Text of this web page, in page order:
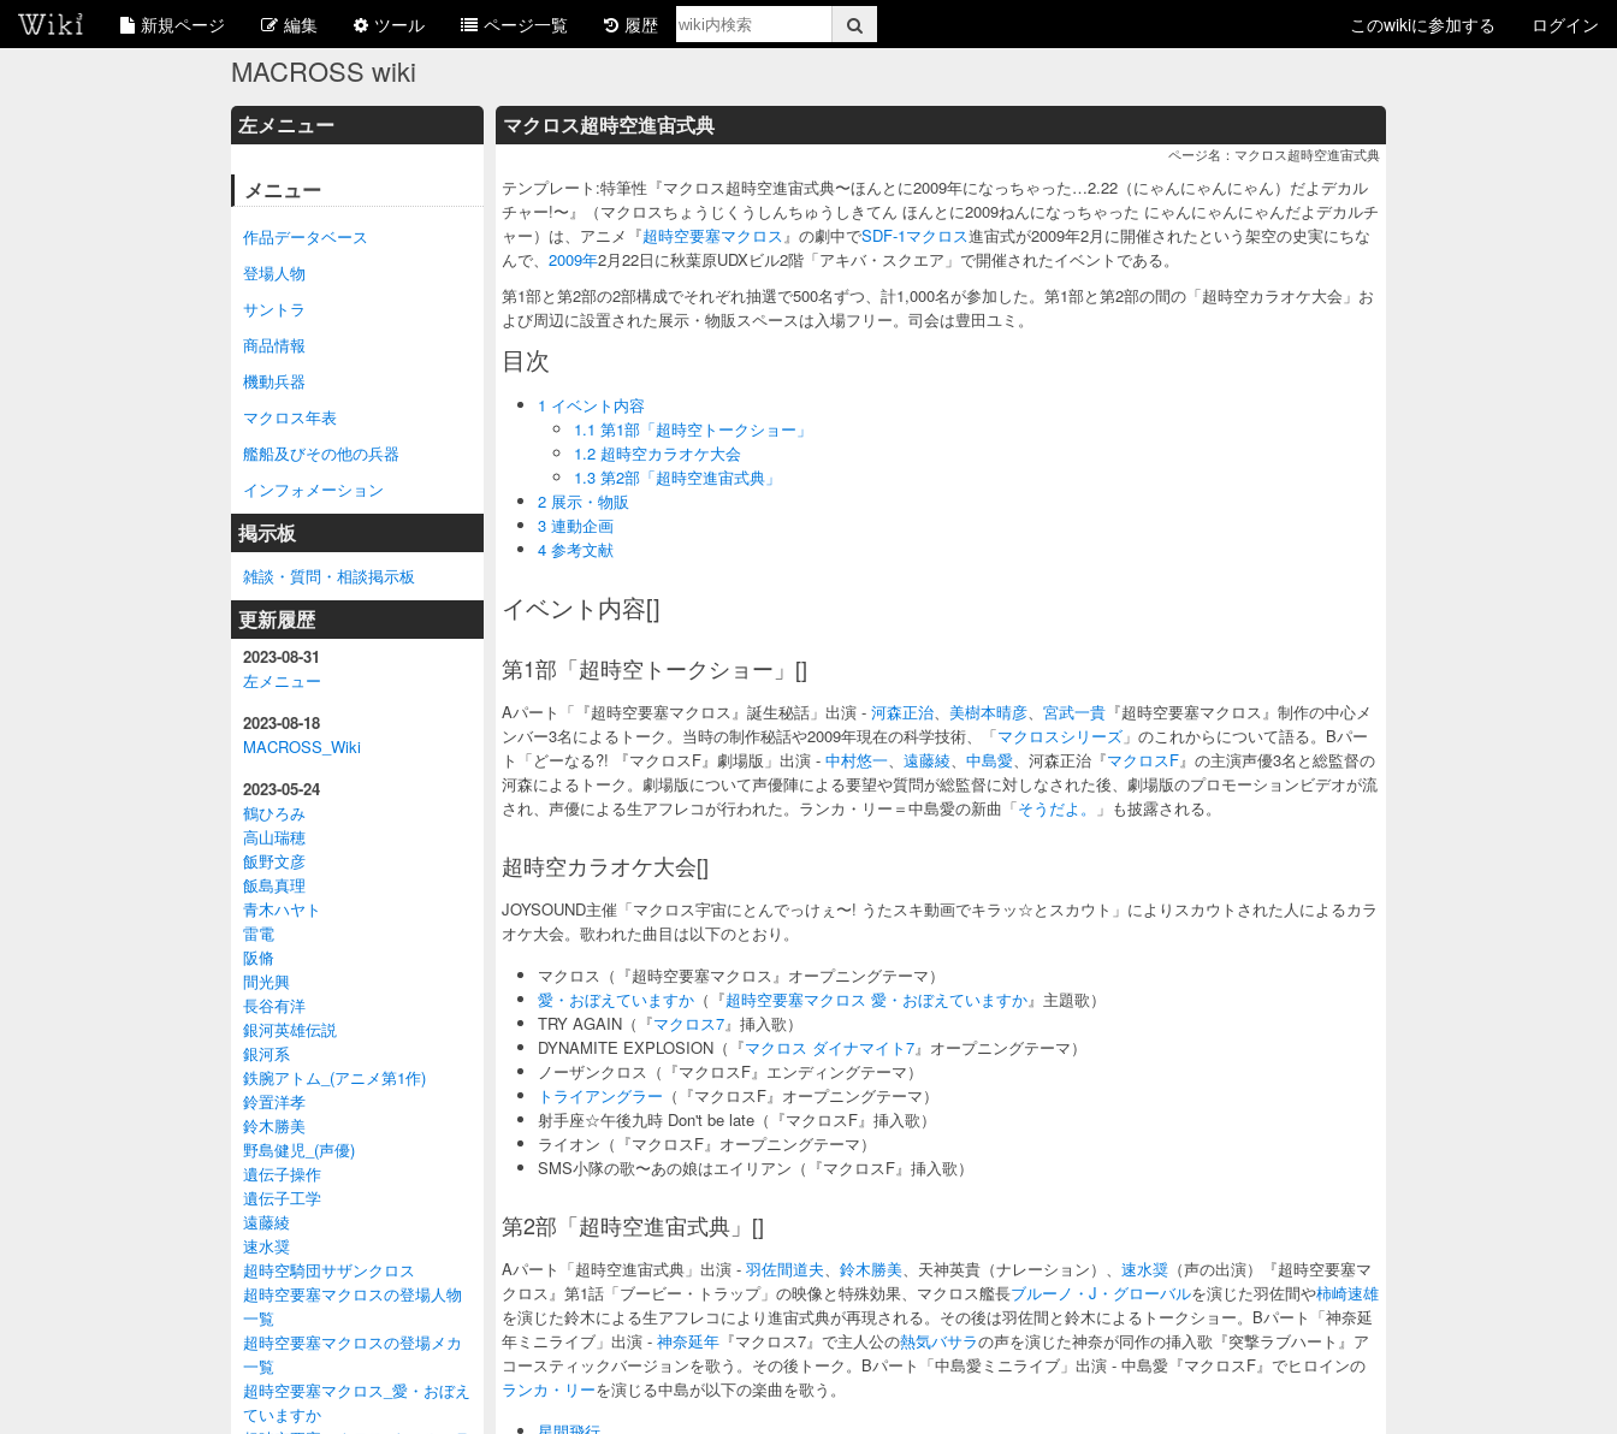
新規ページ 編集 ツール ページ一覧 履歴 このwikiに参加する ログイン
MACROSS wiki
左メニュー
メニュー
作品データベース
登場人物
サントラ
商品情報
機動兵器
マクロス年表
艦船及びその他の兵器
インフォメーション
掲示板
雑談・質問・相談掲示板
更新履歴
2023-08-31
左メニュー
2023-08-18
MACROSS_Wiki
2023-05-24
鶴ひろみ
高山瑞穂
飯野文彦
飯島真理
青木ハヤト
雷電
阪脩
間光興
長谷有洋
銀河英雄伝説
銀河系
鉄腕アトム_(アニメ第1作)
鈴置洋孝
鈴木勝美
野島健児_(声優)
遺伝子操作
遺伝子工学
遠藤綾
速水奨
超時空騎団サザンクロス
超時空要塞マクロスの登場人物
一覧
超時空要塞マクロスの登場メカ
一覧
超時空要塞マクロス_愛・おぼえ
ていますか
マクロス超時空進宙式典
ページ名：マクロス超時空進宙式典
テンプレート:特筆性『マクロス超時空進宙式典〜ほんとに2009年になっちゃった…2.22（にゃんにゃんにゃん）だよデカル
チャー!〜』（マクロスちょうじくうしんちゅうしきてん ほんとに2009ねんになっちゃった にゃんにゃんにゃんだよデカルチ
ャー）は、アニメ『超時空要塞マクロス』の劇中でSDF-1マクロス進宙式が2009年2月に開催されたという架空の史実にちな
んで、 2009年2月22日に秋葉原UDXビル2階「アキバ・スクエア」で開催されたイベントである。
第1部と第2部の2部構成でそれぞれ抽選で500名ずつ、計1,000名が参加した。第1部と第2部の間の「超時空カラオケ大会」お
よび周辺に設置された展示・物販スペースは入場フリー。司会は豊田ユミ。
目次
1 イベント内容
1.1 第1部「超時空トークショー」
1.2 超時空カラオケ大会
1.3 第2部「超時空進宙式典」
2 展示・物販
3 連動企画
4 参考文献
イベント内容[]
第1部「超時空トークショー」[]
Aパート「『超時空要塞マクロス』誕生秘話」出演 - 河森正治、 美樹本晴彦、 宮武一貴 『超時空要塞マクロス』制作の中心メ
ンバー3名によるトーク。当時の制作秘話や2009年現在の科学技術、「マクロスシリーズ 」のこれからについて語る。Bパー
ト「どーなる?! 『マクロスF』劇場版」出演 - 中村悠一、 遠藤綾、 中島愛、河森正治『マクロスF』の主演声優3名と総監督の
河森によるトーク。劇場版について声優陣による要望や質問が総監督に対しなされた後、劇場版のプロモーションビデオが流
され、声優による生アフレコが行われた。ランカ・リー＝中島愛の新曲「そうだよ。 」も披露される。
超時空カラオケ大会[]
JOYSOUND主催「マクロス宇宙にとんでっけぇ〜! うたスキ動画でキラッ☆とスカウト」によりスカウトされた人によるカラ
オケ大会。歌われた曲目は以下のとおり。
マクロス（『超時空要塞マクロス』オープニングテーマ）
愛・おぼえていますか （『超時空要塞マクロス 愛・おぼえていますか』主題歌）
TRY AGAIN（『マクロス7』挿入歌）
DYNAMITE EXPLOSION（『マクロス ダイナマイト7』オープニングテーマ）
ノーザンクロス（『マクロスF』エンディングテーマ）
トライアングラー （『マクロスF』オープニングテーマ）
射手座☆午後九時 Don't be late（『マクロスF』挿入歌）
ライオン（『マクロスF』オープニングテーマ）
SMS小隊の歌〜あの娘はエイリアン（『マクロスF』挿入歌）
第2部「超時空進宙式典」[]
Aパート「超時空進宙式典」出演 - 羽佐間道夫、 鈴木勝美、天神英貴（ナレーション）、 速水奨 （声の出演）『超時空要塞マ
クロス』第1話「ブービー・トラップ」の映像と特殊効果、マクロス艦長ブルーノ・J・グローバルを演じた羽佐間や柿崎速雄
を演じた鈴木による生アフレコにより進宙式典が再現される。その後は羽佐間と鈴木によるトークショー。Bパート「神奈延
年ミニライブ」出演 - 神奈延年 『マクロス7』で主人公の熱気バサラの声を演じた神奈が同作の挿入歌『突撃ラブハート』ア
コースティックバージョンを歌う。その後トーク。Bパート「中島愛ミニライブ」出演 - 中島愛『マクロスF』でヒロインの
ランカ・リーを演じる中島が以下の楽曲を歌う。